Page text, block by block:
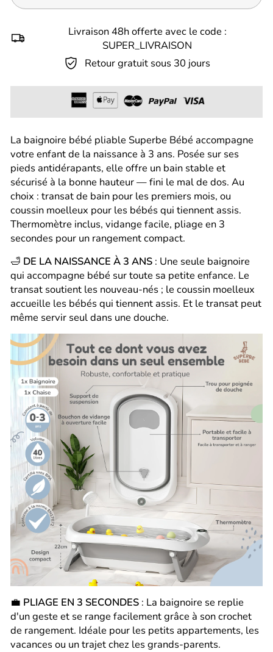
Livraison 48h offerte avec le code :
SUPER_LIVRAISON
Retour gratuit sous 30 jours
La baignoire bébé pliable Superbe Bébé accompagne
votre enfant de la naissance à 3 ans. Posée sur ses
pieds antidérapants, elle offre un bain stable et
sécurisé à la bonne hauteur — fini le mal de dos. Au
choix : transat de bain pour les premiers mois, ou
coussin moelleux pour les bébés qui tiennent assis.
Thermomètre inclus, vidange facile, pliage en 3
secondes pour un rangement compact.
🛁 DE LA NAISSANCE À 3 ANS : Une seule baignoire
qui accompagne bébé sur toute sa petite enfance. Le
transat soutient les nouveau-nés ; le coussin moelleux
accueille les bébés qui tiennent assis. Et le transat peut
même servir seul dans une douche.
💼 PLIAGE EN 3 SECONDES : La baignoire se replie
d'un geste et se range facilement grâce à son crochet
de rangement. Idéale pour les petits appartements, les
vacances ou un trajet chez les grands-parents.